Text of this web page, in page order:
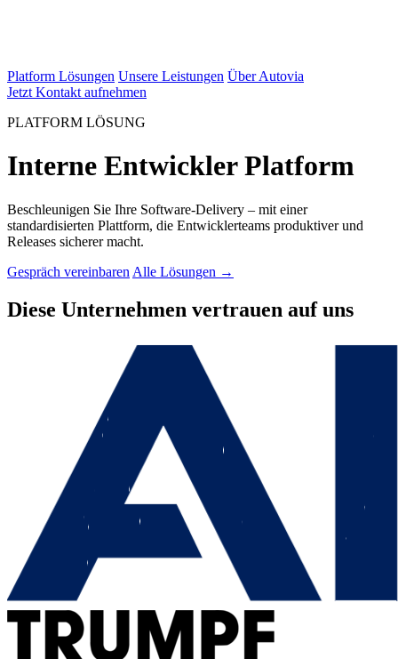
Platform Lösungen Unsere Leistungen Über Autovia
Jetzt Kontakt aufnehmen
PLATFORM LÖSUNG
Interne Entwickler Platform
Beschleunigen Sie Ihre Software-Delivery – mit einer
standardisierten Plattform, die Entwicklerteams produktiver und
Releases sicherer macht.
Gespräch vereinbaren Alle Lösungen →
Diese Unternehmen vertrauen auf uns